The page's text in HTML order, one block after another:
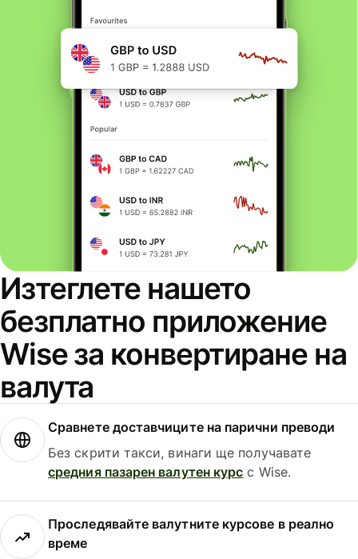
Изтеглете нашето
безплатно приложение
Wise за конвертиране на
валута
Сравнете доставчиците на парични преводи
Без скрити такси, винаги ще получавате
средния пазарен валутен курс с Wise.
Проследявайте валутните курсове в реално
време